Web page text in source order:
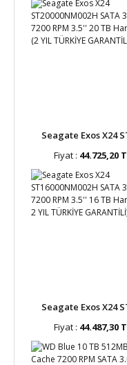
Seagate Exos X24
Fiyat : 44.725,20
Seagate Exos X24
Fiyat : 44.487,30